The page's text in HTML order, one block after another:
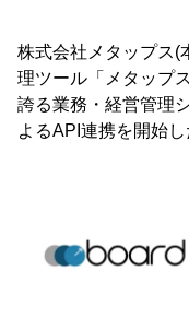
株式会社メタップス(
理ツール「メタップ
誇る業務・経営管理
よるAPI連携を開始